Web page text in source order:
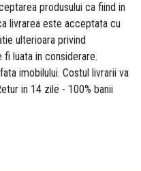
produsului ca fiind in
livrarea este acceptata cu
ulterioara privind
luata in considerare.
imobilului. Costul livrarii va
in 14 zile - 100% banii